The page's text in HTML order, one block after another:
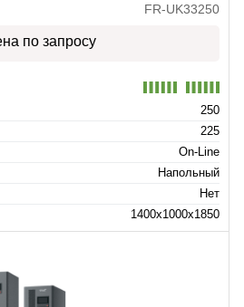
FR-UK33250
по запросу
250
225
On-Line
Напольный
Нет
1400x1000x1850